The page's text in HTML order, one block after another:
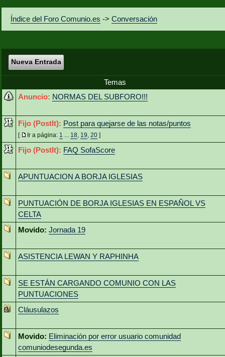
Índice del Foro Comunio.es ->Conversación
Nueva Entrada
Temas
Anuncio: NORMAS DEL SUBFORO!!!
Fijo (PostIt): Post para quejarse de las notas/puntos
[ Ir a página: 1 ... 18, 19, 20 ]
Fijo (PostIt): FAQ SofaScore
APUNTUACION A BORJA IGLESIAS
PUNTUACIÓN DE BORJA IGLESIAS EN ESPAÑOL VS
CELTA
Movido: Jornada 19
ASISTENCIA LEWAN Y RAPHINHA
SE ESTÁN CARGANDO COMUNIO CON LAS
PUNTUACIONES
Cláusulazos
Movido: Eliminación por error usuario comunidad
comuniodesegunda.es